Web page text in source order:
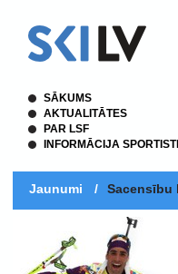
SĀKUMS
AKTUALITĀTES
PAR LSF
INFORMĀCIJA
Jaunumi / Sacensību